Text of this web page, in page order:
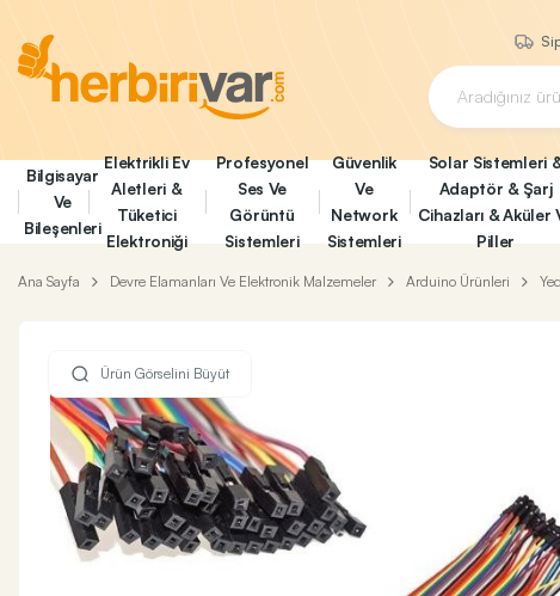
Bilgisayar
Ve
Bileşenleri
Elektrikli Ev
Aletleri &
Tüketici
Elektroniği
Profesyonel
Ses Ve
Görüntü
Sistemleri
Güvenlik
Ve
Network
Sistemleri
Solar Sistemleri
Adaptör & Şarj
Cihazları & Aküler
Piller
Ana Sayfa Devre Elamanları Ve Elektronik Malzemeler Arduino Ürünleri
Ürün Görselini Büyüt